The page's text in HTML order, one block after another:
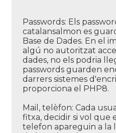
Passwords: Els
catalansalmon es
Base de Dades. En el
algú no autoritzat
dades, no els podria
passwords guarden
darrers sistemes
proporciona el PHP8.
Mail, telèfon: Cada
fitxa, decidir si vol que
telefon apareguin a la